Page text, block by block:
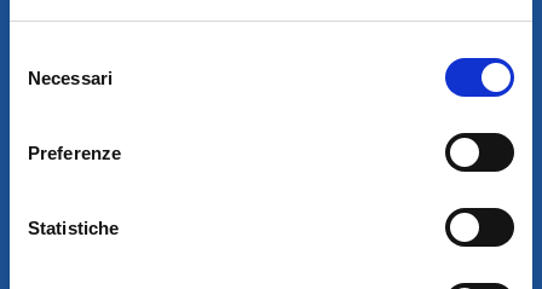
delNecessari
Preferenze
Statistiche